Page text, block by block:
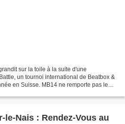
sur la toile à la suite d'une
un tournoi international de Beatbox &
en Suisse. MB14 ne remporte pas le
Nais : Rendez-Vous au